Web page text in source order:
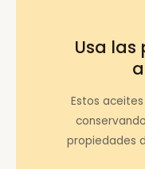
Usa
Estos
propiedades